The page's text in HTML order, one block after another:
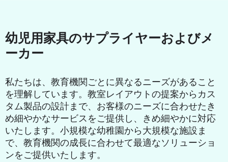
幼児用家具のサプライヤーおよびメ
ーカー
私たちは、教育機関ごとに異なるニーズがあること
を理解しています。教室レイアウトの提案からカス
タム製品の設計まで、お客様のニーズに合わせたき
め細やかなサービスをご提供し、きめ細やかに対応
いたします。小規模な幼稚園から大規模な施設ま
で、教育機関の成長に合わせて最適なソリューショ
ンをご提供いたします。